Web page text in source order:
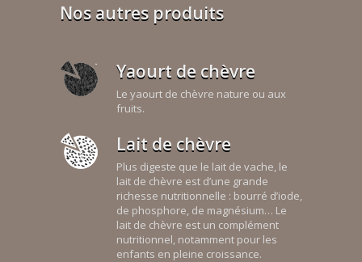
Nos autres produits
Yaourt de chèvre
Le yaourt de chèvre nature ou aux
fruits.
Lait de chèvre
Plus digeste que le lait de vache, le
lait de chèvre est d’une grande
richesse nutritionnelle : bourré d’iode,
de phosphore, de magnésium… Le
lait de chèvre est un complément
nutritionnel, notamment pour les
enfants en pleine croissance.